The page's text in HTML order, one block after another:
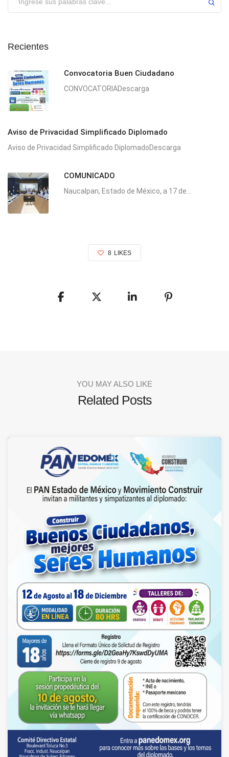
Recientes
Convocatoria Buen Ciudadano
CONVOCATORIADescarga
Aviso de Privacidad Simplificado Diplomado
Aviso de Privacidad Simplificado DiplomadoDescarga
COMUNICADO
Naucalpan, Estado de México, a 17 de...
8 LIKES
YOU MAY ALSO LIKE
Related Posts